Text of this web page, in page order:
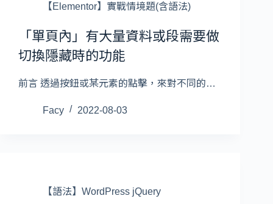
【Elementor】實戰情境題(含語法)
「單頁內」有大量資料或段需要做
切換隱藏時的功能
前言 透過按鈕或某元素的點擊，來對不同的…
Facy 2022-08-03
【語法】WordPress jQuery